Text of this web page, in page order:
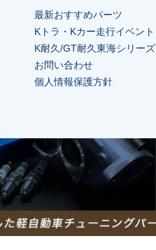
最新おすすめパーツ
Kトラ・Kカー走行イベント
K耐久/GT耐久東海シリーズ
お問い合わせ
個人情報保護方針